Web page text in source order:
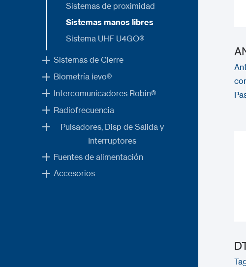
Sistemas de proximidad
Sistemas manos libres
Sistema UHF U4GO®
Sistemas de Cierre
Biometría ievo®
Intercomunicadores Robin®
Radiofrecuencia
Pulsadores, Disp de Salida y
Interruptores
Fuentes de alimentación
Accesorios